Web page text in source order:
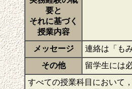
要と
それに基づく
授業内容
メッセージ
連絡は「も
その他
留学生には
すべての授業科目において